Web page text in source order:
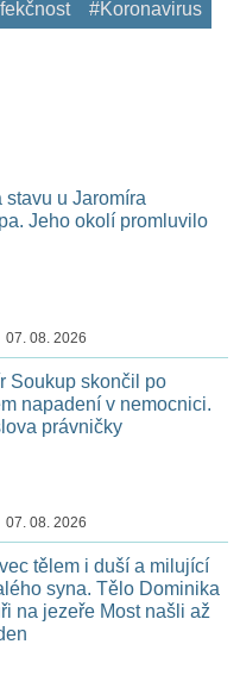
#Koronavirus
stavu u Jaromíra
Jeho okolí promluvilo
08. 2026
Soukup skončil po
napadení v nemocnici.
právničky
08. 2026
tělem i duší a milující
syna. Tělo Dominika
na jezeře Most našli až